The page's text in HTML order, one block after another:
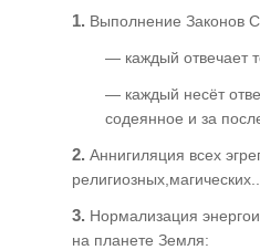
1. Выполнение Законов
— каждый отвечает
— каждый несёт
содеянное и за
2. Аннигиляция всех
религиозных,магических...
3. Нормализация
на планете Земля: